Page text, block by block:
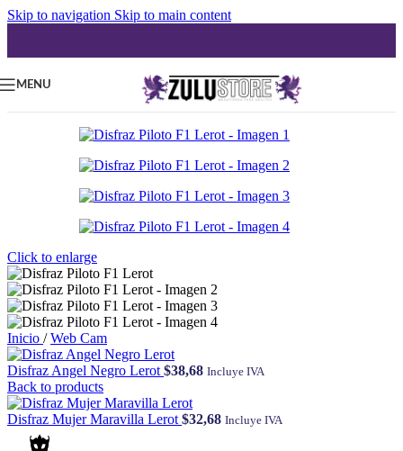
Skip to navigation Skip to main content
MENU
Click to enlarge
Inicio / Web Cam
Disfraz Angel Negro Lerot $38,68 Incluye IVA
Back to products
Disfraz Mujer Maravilla Lerot $32,68 Incluye IVA